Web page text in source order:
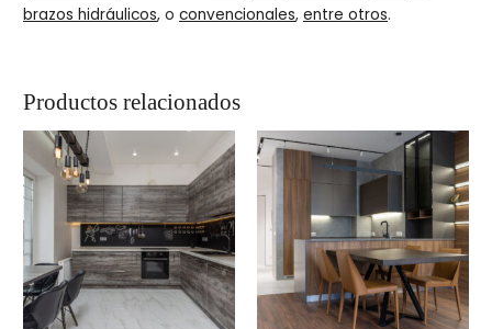
brazos hidráulicos, oconvencionales,entre otros.
Productos relacionados